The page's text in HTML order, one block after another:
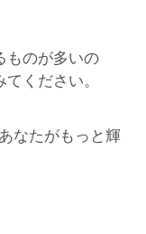
ものが多いの
ください。
なたがもっと輝